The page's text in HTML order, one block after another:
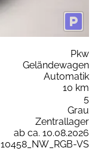
Pkw
Geländewagen
Automatik
10 km
5
Grau
Zentrallager
ab ca. 10.08.2026
10458_NW_RGB-VS